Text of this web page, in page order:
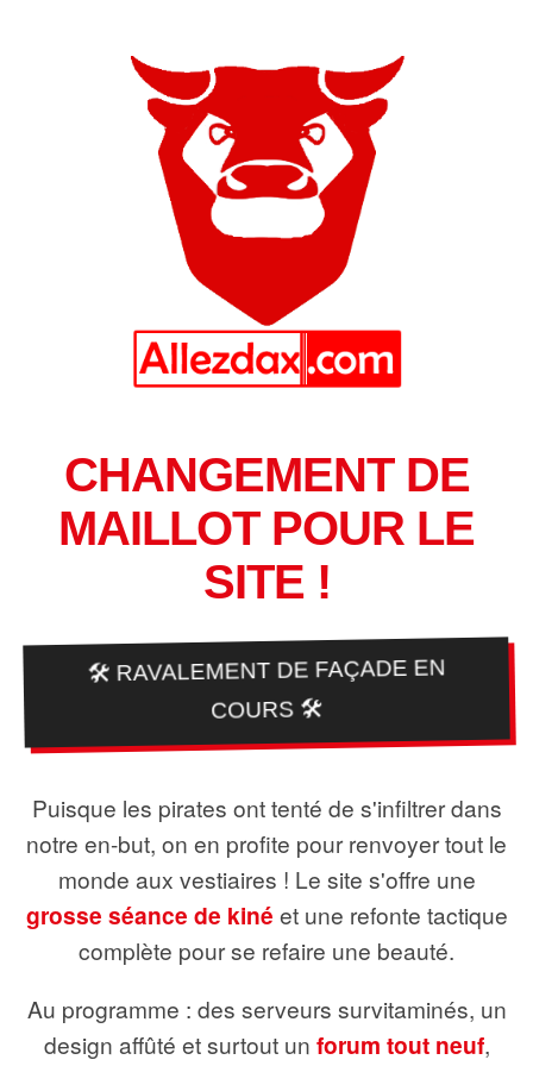
CHANGEMENT DE
MAILLOT POUR LE
SITE !
🛠️ RAVALEMENT DE FAÇADE EN
COURS 🛠️
Puisque les pirates ont tenté de s'infiltrer dans
notre en-but, on en profite pour renvoyer tout le
monde aux vestiaires ! Le site s'offre une
grosse séance de kiné et une refonte tactique
complète pour se refaire une beauté.
Au programme : des serveurs survitaminés, un
design affûté et surtout un forum tout neuf,